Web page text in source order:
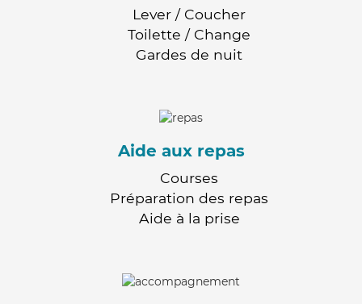
Lever / Coucher
Toilette / Change
Gardes de nuit
Aide aux repas
Courses
Préparation des repas
Aide à la prise